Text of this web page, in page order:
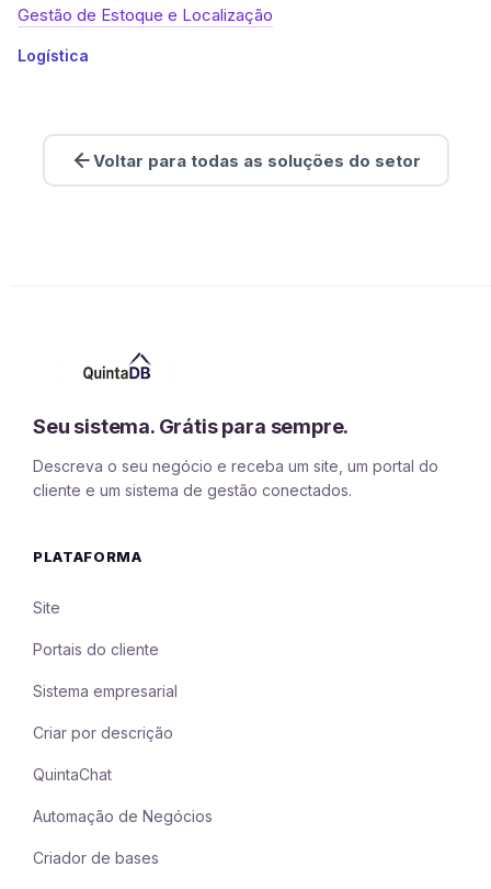
Gestão de Estoque e Localização
Logística
Voltar para todas as soluções do setor
Seu sistema. Grátis para sempre.
Descreva o seu negócio e receba um site, um portal do
cliente e um sistema de gestão conectados.
PLATAFORMA
Site
Portais do cliente
Sistema empresarial
Criar por descrição
QuintaChat
Automação de Negócios
Criador de bases